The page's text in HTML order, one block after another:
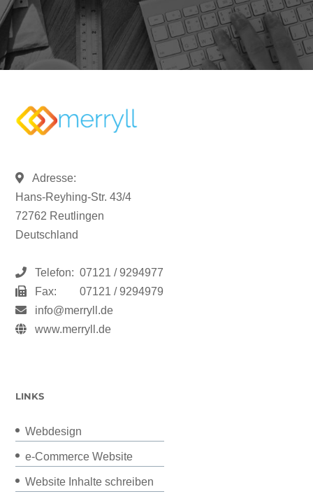
Adresse:
Hans-Reyhing-Str. 43/4
72762 Reutlingen
Deutschland
Telefon: 07121 / 9294977
Fax:
07121 / 9294979
info@merryll.de
www.merryll.de
LINKS
Webdesign
e-Commerce Website
Website Inhalte schreiben